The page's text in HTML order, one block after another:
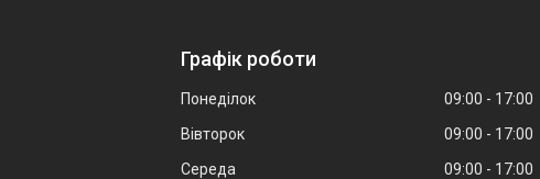
Графік роботи
Понеділок 09:00
17:00
Вівторок
09:00
17:00
Середа
09:00
17:00